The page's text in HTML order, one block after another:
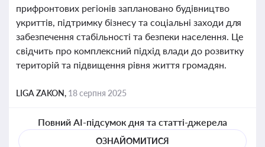
прифронтових регіонів заплановано будівництво
укриттів, підтримку бізнесу та соціальні заходи для
забезпечення стабільності та безпеки населення. Це
свідчить про комплексний підхід влади до розвитку
територій та підвищення рівня життя громадян.
LIGA ZAKON, 18 серпня 2025
Повний AI-підсумок дня та статті-джерела
ОЗНАЙОМИТИСЯ